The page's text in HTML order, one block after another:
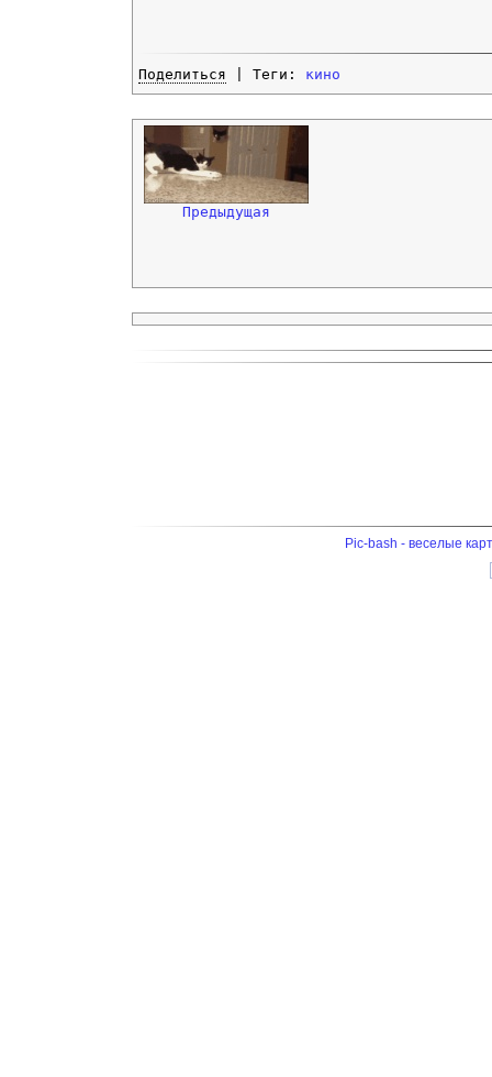
Поделиться | Теги: кино
Предыдущая
Pic-bash - веселые